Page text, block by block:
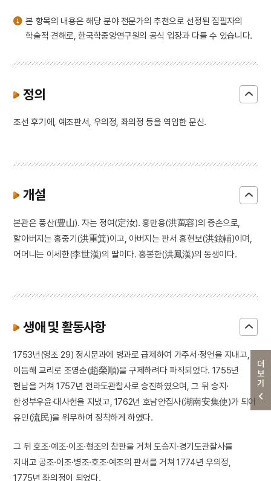
더보기
본 항목의 내용은 해당 분야 전문가의 추천으로 선정된 집필자의
학술적 견해로, 한국학중앙연구원의 공식 입장과 다를 수 있습니다.
정의
조선 후기에, 예조판서, 우의정, 좌의정 등을 역임한 문신.
개설
본관은 풍산(豊山). 자는 정여(定汝). 홍만용(洪萬容)의 증손으로,
할아버지는 홍중기(洪重箕)이고, 아버지는 판서 홍현보(洪鉉輔)이며,
어머니는 이세한(李世漢)의 딸이다. 홍봉한(洪鳳漢)의 동생이다.
생애 및 활동사항
1753년(영조 29) 정시문과에 병과로 급제하여 가주서·정언을 지내고,
이듬해 교리로 조영순(趙榮順)을 구제하려다 파직되었다. 1755년
헌납을 거쳐 1757년 전라도관찰사로 승진하였으며, 그 뒤 승지·
한성부우윤·대사헌을 지냈고, 1762년 호남안집사(湖南安集使)가 되어
유민(流民)을 위무하여 정착하게 하였다.
그 뒤 호조·예조·이조·형조의 참판을 거쳐 도승지·경기도관찰사를
지내고 공조·이조·병조·호조·예조의 판서를 거쳐 1774년 우의정,
1775년 좌의정이 되었다.